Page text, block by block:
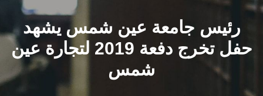
الشئون الأكاديمية
البحث العلمي
رئيس جامعة عين شمس يشهد
حفل تخرج دفعة 2019 لتجارة عين
شمس